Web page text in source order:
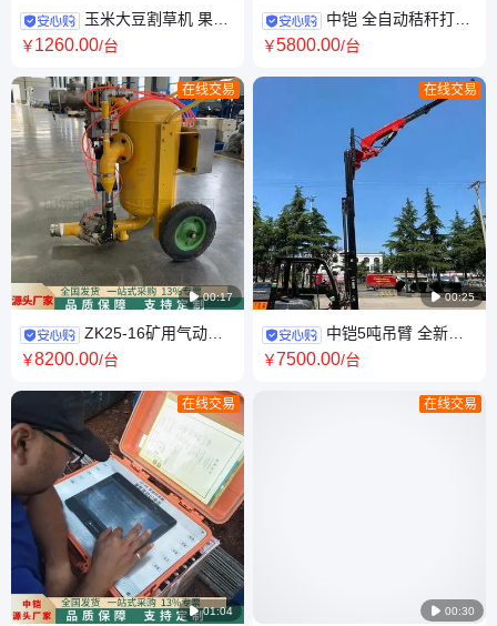
玉米大豆割草机 果园
除草机 简易微耕灭草机中铠厂
￥1260.00/台
 00:17
在线交易
ZK25-16矿用气动清
淤排污泵煤泥抽送及输送清淤
￥8200.00/台
 01:04
在线交易
中铠 全自动秸秆打捆
机 饲草打捆包草机 养牛草打包
￥5800.00/台
 00:25
在线交易
中铠5吨吊臂 全新叉
车飞臂吊 ZK-30伸缩臂式折臂
￥7500.00/台
 00:30
在线交易